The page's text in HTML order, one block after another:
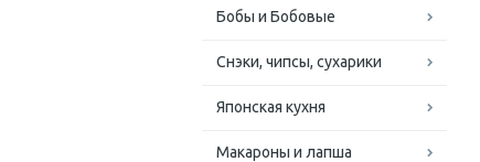
Бобы и Бобовые
Снэки, чипсы, сухарики
Японская кухня
Макароны и лапша